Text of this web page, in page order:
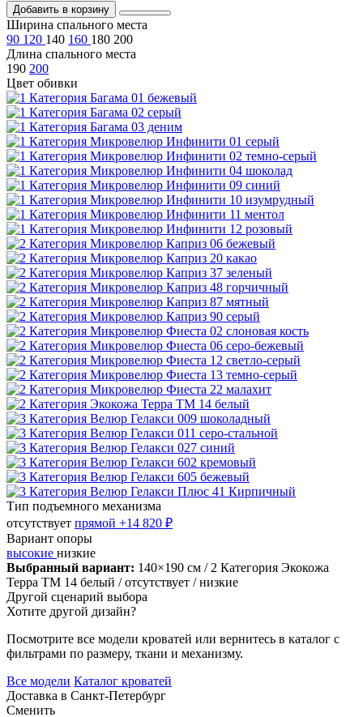
Добавить в корзину
Ширина спального места
90 120 140 160 180 200
Длина спального места
190 200
Цвет обивки
Тип подъемного механизма
отсутствует прямой +14 820 ₽
Вариант опоры
высокие низкие
Выбранный вариант: 140×190 см / 2 Категория Экокожа
Терра ТМ 14 белый / отсутствует / низкие
Другой сценарий выбора
Хотите другой дизайн?
Посмотрите все модели кроватей или вернитесь в каталог с
фильтрами по размеру, ткани и механизму.
Все модели Каталог кроватей
Доставка в Санкт-Петербург
Сменить